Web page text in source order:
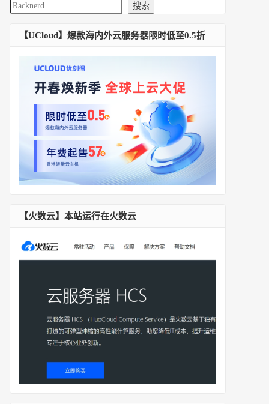
搜索
【UCloud】爆款海内外云服务器限时低至0.5折
【火数云】本站运行在火数云